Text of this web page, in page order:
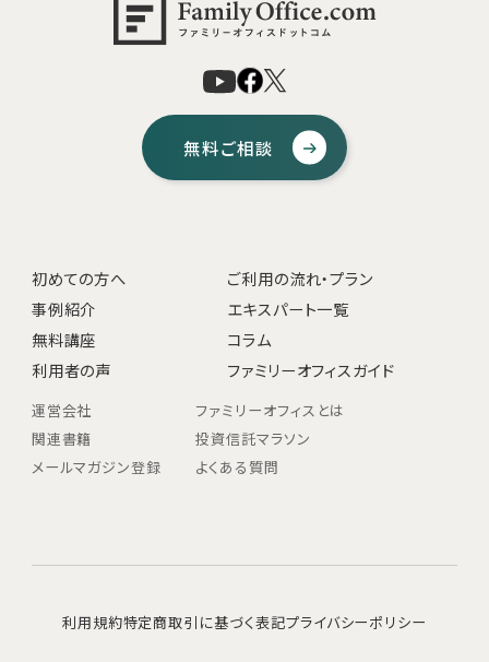
無料ご相談
初めての方へ
ご利用の流れ・プラン
事例紹介
エキスパート一覧
無料講座
コラム
利用者の声
ファミリーオフィスガイド
運営会社
ファミリーオフィスとは
関連書籍
投資信託マラソン
メールマガジン登録
よくある質問
利用規約特定商取引に基づく表記プライバシーポリシー